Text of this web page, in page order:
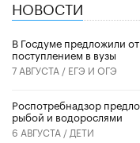
НОВОСТИ
В Госдуме предложили
поступлением в вузы
7 АВГУСТА / ЕГЭ И ОГЭ
Роспотребнадзор
рыбой и водорослями
6 АВГУСТА / ДЕТИ